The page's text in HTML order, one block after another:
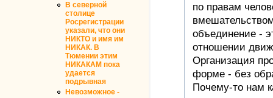
В северной
столице
Росрегистрации
указали, что они
НИКТО и имя им
НИКАК. В
Тюмении этим
НИКАКАМ пока
удается
подрывная
Невозможное -
по правам
объединение -
отношении
Организация
форме - без
Почему-то нам